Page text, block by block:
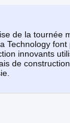
de la tournée
Technology
innovants
de